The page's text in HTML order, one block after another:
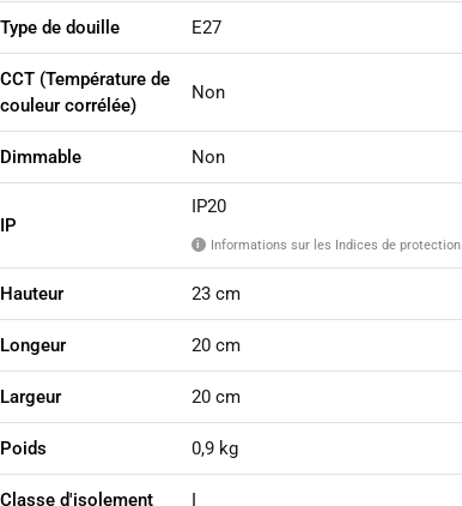
Type de douille E27
CCT (Température de
couleur corrélée)
Non
Dimmable Non
IP
IP20
i Informations sur les Indices de protection
Hauteur 23 cm
Longeur 20 cm
Largeur 20 cm
Poids 0,9 kg
Classe d'isolement I